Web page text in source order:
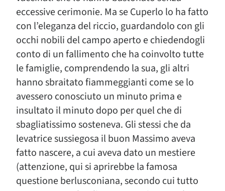
eccessive cerimonie. Ma se Cuperlo lo ha fatto
con l’eleganza del riccio, guardandolo con gli
occhi nobili del campo aperto e chiedendogli
conto di un fallimento che ha coinvolto tutte
le famiglie, comprendendo la sua, gli altri
hanno sbraitato fiammeggianti come se lo
avessero conosciuto un minuto prima e
insultato il minuto dopo per quel che di
sbagliatissimo sosteneva. Gli stessi che da
levatrice sussiegosa il buon Massimo aveva
fatto nascere, a cui aveva dato un mestiere
(attenzione, qui si aprirebbe la famosa
questione berlusconiana, secondo cui tutto